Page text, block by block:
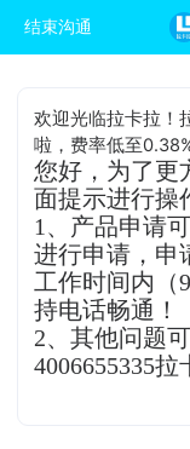
结束沟通
欢迎光临拉卡拉！
啦，费率低至
您好，为了更
面提示进行操
1、产品申请
进行申请，申
工作时间内（
持电话畅通！
2、其他问题
4006655335